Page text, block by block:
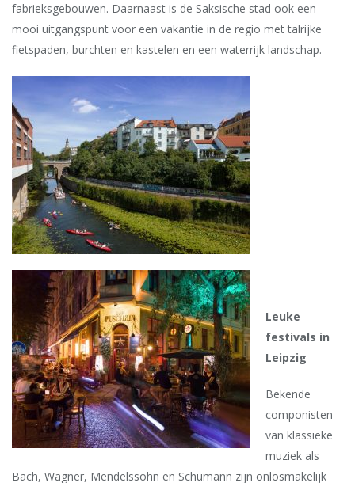
fabrieksgebouwen. Daarnaast is de Saksische stad ook een
mooi uitgangspunt voor een vakantie in de regio met talrijke
fietspaden, burchten en kastelen en een waterrijk landschap.
Leuke
festivals in
Leipzig
Bekende
componisten
van klassieke
muziek als
Bach, Wagner, Mendelssohn en Schumann zijn onlosmakelijk